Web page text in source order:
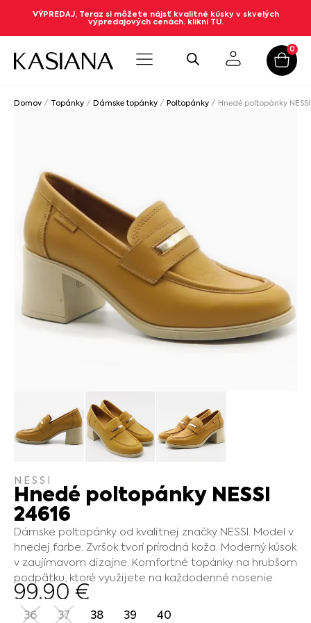
VÝPREDAJ, Teraz si môžete nájsť kvalitné kúsky v skvelých
výpredajových cenách. klikni TU.
0
Domov / Topánky / Dámske topánky / Poltopánky / Hnedé poltopánky NESSI
NESSI
Hnedé poltopánky NESSI
24616
Dámske poltopánky od kvalitnej značky NESSI. Model v
hnedej farbe. Zvršok tvorí prírodná koža. Moderný kúsok
v zaujímavom dizajne. Komfortné topánky na hrubšom
podpätku, ktoré využijete na každodenné nosenie.
99.90 €
36 37 38 39 40